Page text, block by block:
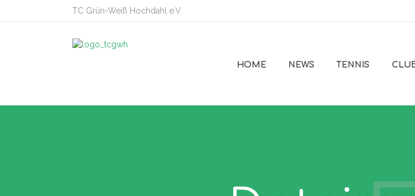
TC Grün-Weiß Hochdahl e.V.
HOME NEWS TENNIS